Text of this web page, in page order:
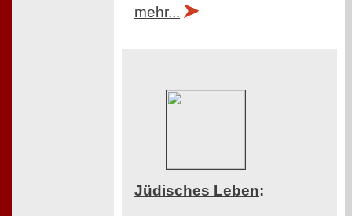
mehr...
Jüdisches Leben: